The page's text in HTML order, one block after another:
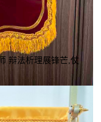
辩法析理展锋芒,仗